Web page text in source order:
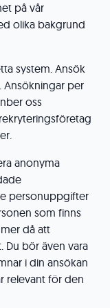
på vår
olika bakgrund
system. Ansök
Ansökningar per
oss
anonyma
personuppgifter
som finns
då att
Du bör även vara
i din ansökan
relevant för den